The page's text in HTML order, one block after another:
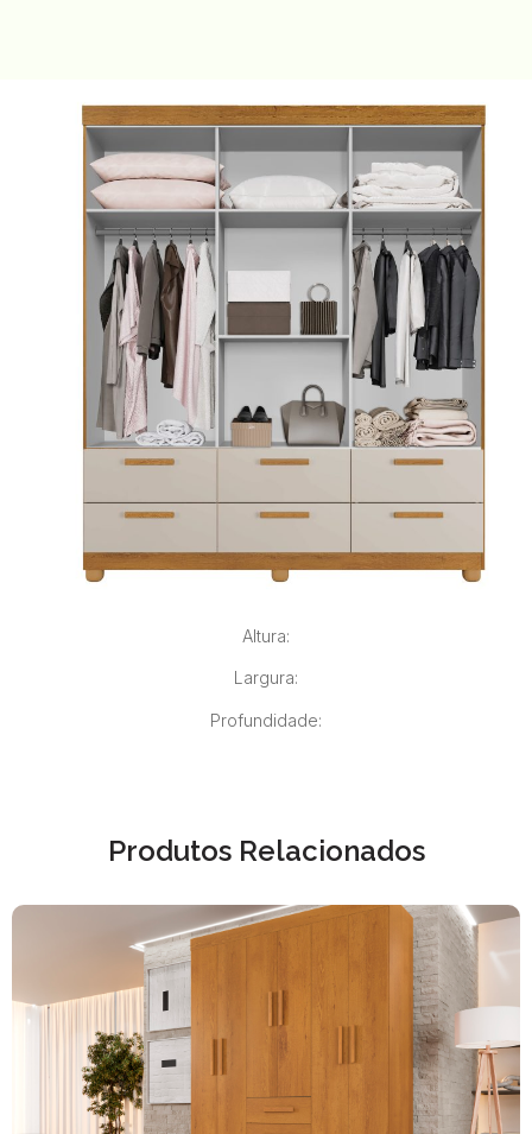
Altura:
Largura:
Profundidade:
Produtos Relacionados
ROUPEIRO VERONA